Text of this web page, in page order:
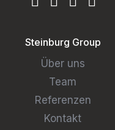
Steinburg Group
Über uns
Team
Referenzen
Kontakt